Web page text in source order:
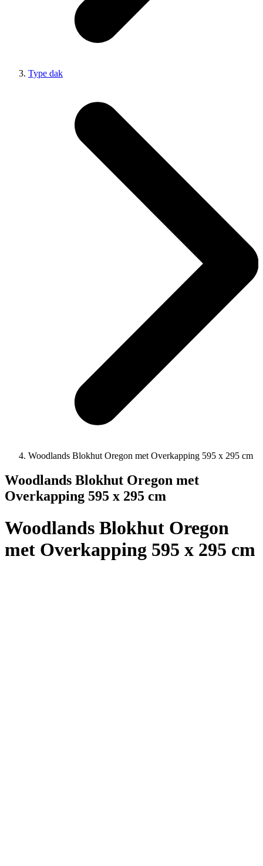
Type dak
Woodlands Blokhut Oregon met Overkapping 595 x 295 cm
Woodlands Blokhut Oregon met
Overkapping 595 x 295 cm
Woodlands Blokhut Oregon
met Overkapping 595 x 295 cm